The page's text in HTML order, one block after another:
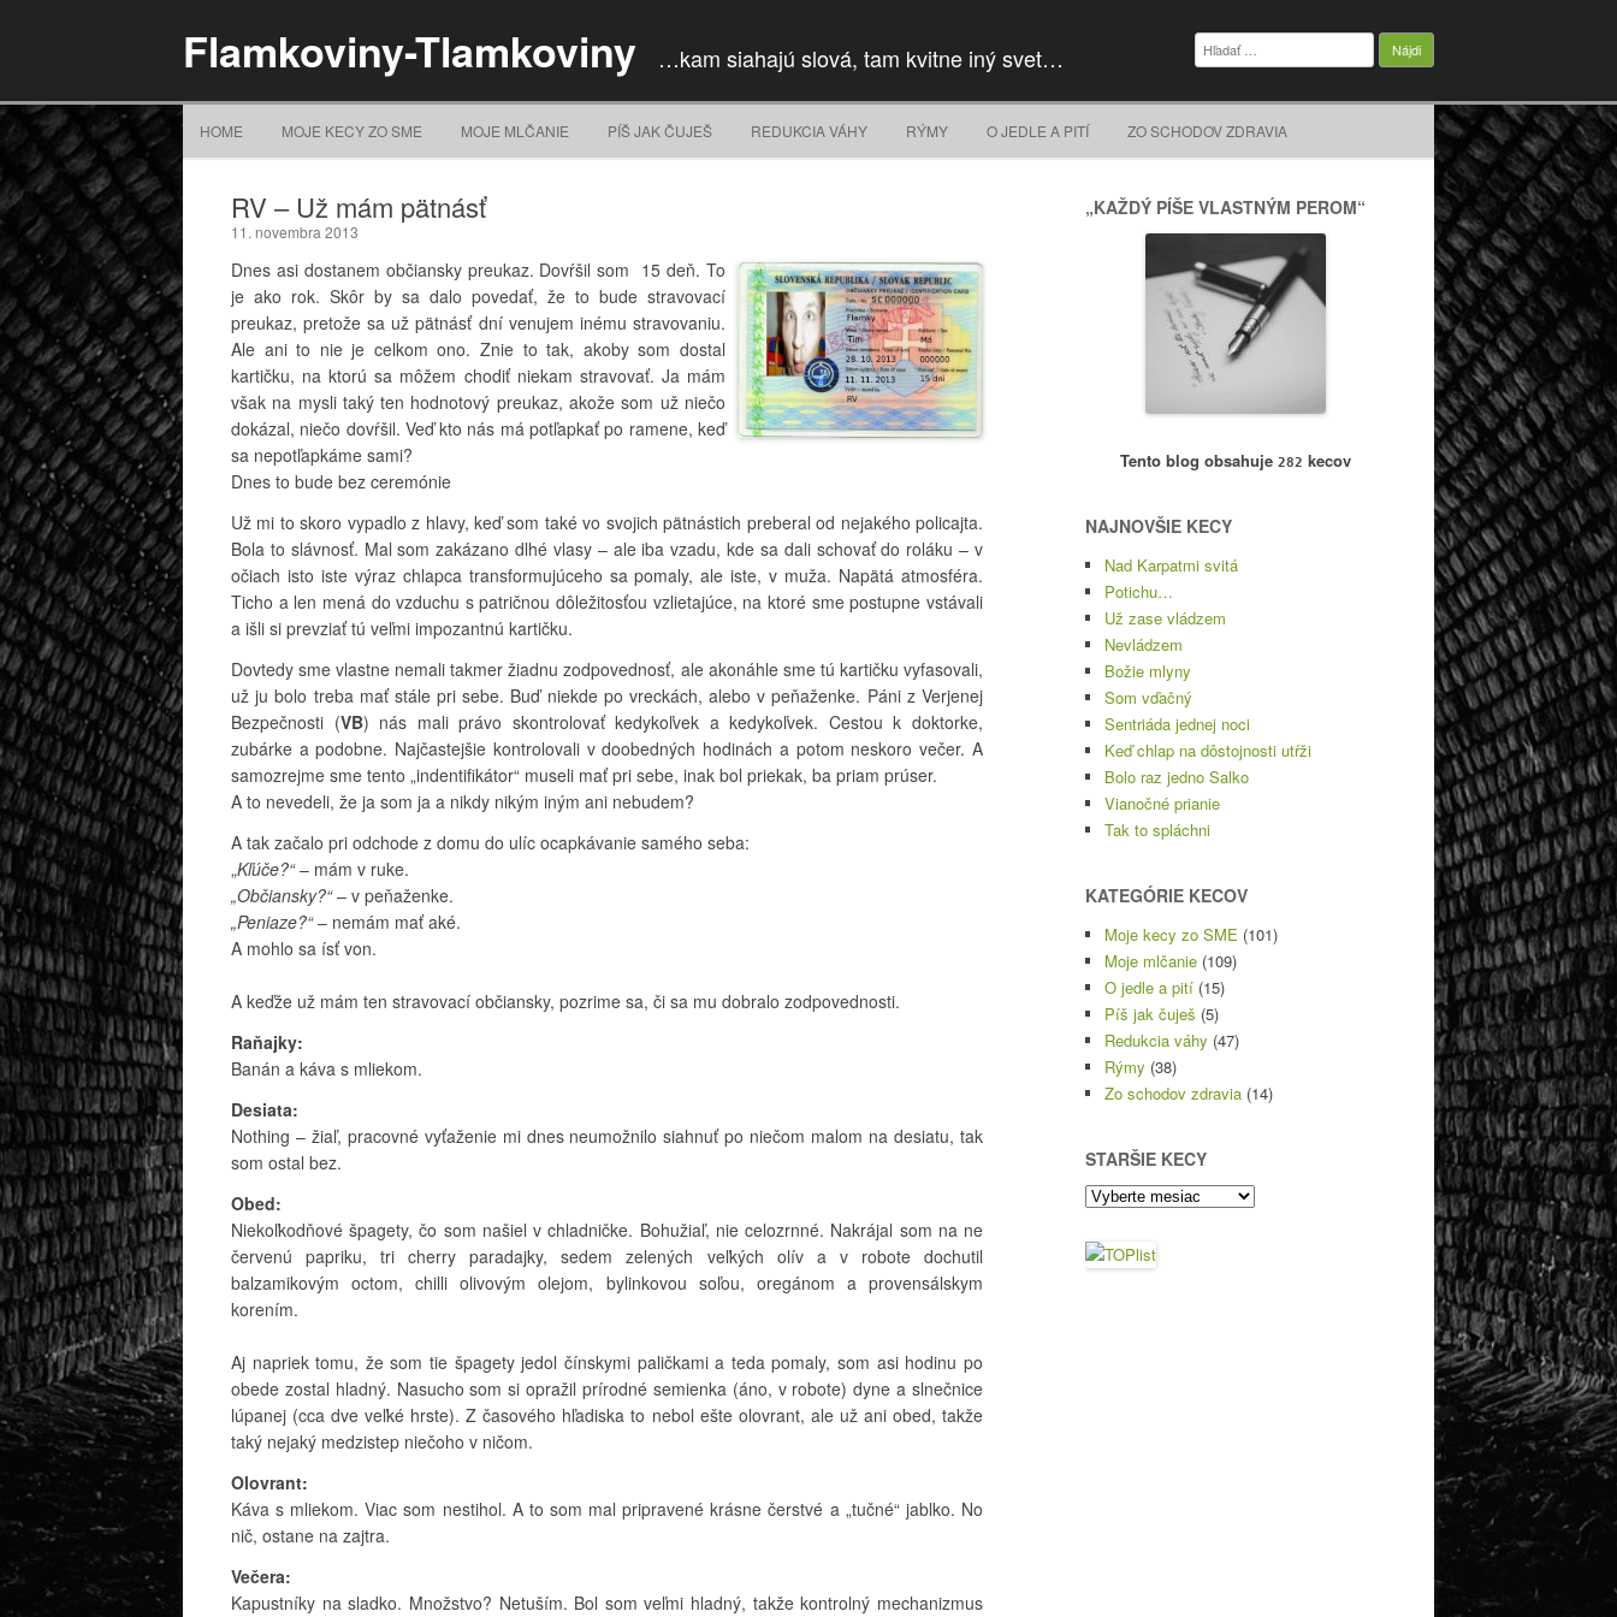
Flamkoviny-Tlamkoviny …kam siahajú slová, tam kvitne iný svet…
Hľadať:
HOME MOJE KECY ZO SME MOJE MLČANIE PÍŠ JAK ČUJEŠ REDUKCIA VÁHY RÝMY O JEDLE A PITÍ ZO SCHODOV ZDRAVIA
RV – Už mám pätnásť
11. novembra 2013
Dnes asi dostanem občiansky preukaz. Dovŕšil som 15 deň. To
je ako rok. Skôr by sa dalo povedať, že to bude stravovací
preukaz, pretože sa už pätnásť dní venujem inému stravovaniu.
Ale ani to nie je celkom ono. Znie to tak, akoby som dostal
kartičku, na ktorú sa môžem chodiť niekam stravovať. Ja mám
však na mysli taký ten hodnotový preukaz, akože som už niečo
dokázal, niečo dovŕšil. Veď kto nás má potľapkať po ramene, keď
sa nepotľapkáme sami?
Dnes to bude bez ceremónie
Už mi to skoro vypadlo z hlavy, keď som také vo svojich pätnástich preberal od nejakého policajta.
Bola to slávnosť. Mal som zakázano dlhé vlasy – ale iba vzadu, kde sa dali schovať do roláku – v
očiach isto iste výraz chlapca transformujúceho sa pomaly, ale iste, v muža. Napätá atmosféra.
Ticho a len mená do vzduchu s patričnou dôležitosťou vzlietajúce, na ktoré sme postupne vstávali
a išli si prevziať tú veľmi impozantnú kartičku.
Dovtedy sme vlastne nemali takmer žiadnu zodpovednosť, ale akonáhle sme tú kartičku vyfasovali,
už ju bolo treba mať stále pri sebe. Buď niekde po vreckách, alebo v peňaženke. Páni z Verjenej
Bezpečnosti (VB) nás mali právo skontrolovať kedykoľvek a kedykoľvek. Cestou k doktorke,
zubárke a podobne. Najčastejšie kontrolovali v doobedných hodinách a potom neskoro večer. A
samozrejme sme tento „indentifikátor“ museli mať pri sebe, inak bol priekak, ba priam prúser.
A to nevedeli, že ja som ja a nikdy nikým iným ani nebudem?
A tak začalo pri odchode z domu do ulíc ocapkávanie samého seba:
„Kľúče?“– mám v ruke.
„Občiansky?“– v peňaženke.
„Peniaze?“– nemám mať aké.
A mohlo sa ísť von.
A keďže už mám ten stravovací občiansky, pozrime sa, či sa mu dobralo zodpovednosti.
Raňajky:
Banán a káva s mliekom.
Desiata:
Nothing – žiaľ, pracovné vyťaženie mi dnes neumožnilo siahnuť po niečom malom na desiatu, tak
som ostal bez.
Obed:
Niekoľkodňové špagety, čo som našiel v chladničke. Bohužiaľ, nie celozrnné. Nakrájal som na ne
červenú papriku, tri cherry paradajky, sedem zelených veľkých olív a v robote dochutil
balzamikovým octom, chilli olivovým olejom, bylinkovou soľou, oregánom a provensálskym
korením.
Aj napriek tomu, že som tie špagety jedol čínskymi paličkami a teda pomaly, som asi hodinu po
obede zostal hladný. Nasucho som si opražil prírodné semienka (áno, v robote) dyne a slnečnice
lúpanej (cca dve veľké hrste). Z časového hľadiska to nebol ešte olovrant, ale už ani obed, takže
taký nejaký medzistep niečoho v ničom.
Olovrant:
Káva s mliekom. Viac som nestihol. A to som mal pripravené krásne čerstvé a „tučné“ jablko. No
nič, ostane na zajtra.
Večera:
Kapustníky na sladko. Množstvo? Netuším. Bol som veľmi hladný, takže kontrolný mechanizmus
„KAŽDÝ PÍŠE VLASTNÝM PEROM“
Tento blog obsahuje 282 kecov
NAJNOVŠIE KECY
Nad Karpatmi svitá
Potichu…
Už zase vládzem
Nevládzem
Božie mlyny
Som vďačný
Sentriáda jednej noci
Keď chlap na dôstojnosti utŕži
Bolo raz jedno Salko
Vianočné prianie
Tak to spláchni
KATEGÓRIE KECOV
Moje kecy zo SME (101)
Moje mlčanie (109)
O jedle a pití (15)
Píš jak čuješ (5)
Redukcia váhy (47)
Rýmy (38)
Zo schodov zdravia (14)
STARŠIE KECY
Staršie
kecy